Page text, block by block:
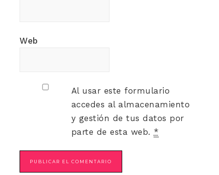
Web
Al usar este formulario
accedes al almacenamiento
y gestión de tus datos por
parte de esta web. *